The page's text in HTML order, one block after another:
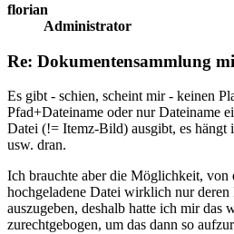
florian
Administrator
Re: Dokumentensammlung
Es gibt - schien, scheint mir - keinen
Pfad+Dateiname oder nur Dateiname
Datei (!= Itemz-Bild) ausgibt, es hängt
usw. dran.
Ich brauchte aber die Möglichkeit, von
hochgeladene Datei wirklich nur deren
auszugeben, deshalb hatte ich mir das
zurechtgebogen, um das dann so